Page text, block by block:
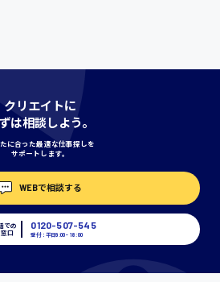
クリエイトに
は相談しよう。
に合った最適な仕事探しを
サポートします。
WEBで相談する
での
口
0120-507-545
受付：平日9:00 - 18:00